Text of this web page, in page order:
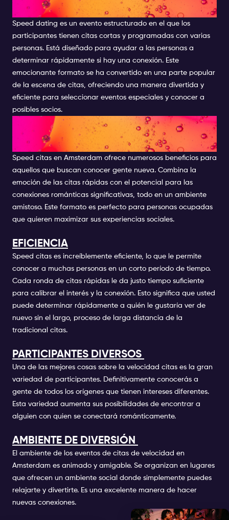
CITAS?
Speed dating es un evento estructurado en el que los
participantes tienen citas cortas y programadas con varias
personas. Está diseñado para ayudar a las personas a
determinar rápidamente si hay una conexión. Este
emocionante formato se ha convertido en una parte popular
de la escena de citas, ofreciendo una manera divertida y
eficiente para seleccionar eventos especiales y conocer a
posibles socios.
¿POR QUÉ ELEGIR SPEED
DATING EN AMSTERDAM?
Speed citas en Amsterdam ofrece numerosos beneficios para
aquellos que buscan conocer gente nueva. Combina la
emoción de las citas rápidas con el potencial para las
conexiones románticas significativas, todo en un ambiente
amistoso. Este formato es perfecto para personas ocupadas
que quieren maximizar sus experiencias sociales.
EFICIENCIA
Speed citas es increíblemente eficiente, lo que le permite
conocer a muchas personas en un corto período de tiempo.
Cada ronda de citas rápidas le da justo tiempo suficiente
para calibrar el interés y la conexión. Esto significa que usted
puede determinar rápidamente a quién le gustaría ver de
nuevo sin el largo, proceso de larga distancia de la
tradicional citas.
PARTICIPANTES DIVERSOS
Una de las mejores cosas sobre la velocidad citas es la gran
variedad de participantes. Definitivamente conocerás a
gente de todos los orígenes que tienen intereses diferentes.
Esta variedad aumenta sus posibilidades de encontrar a
alguien con quien se conectará románticamente.
AMBIENTE DE DIVERSIÓN
El ambiente de los eventos de citas de velocidad en
Amsterdam es animado y amigable. Se organizan en lugares
que ofrecen un ambiente social donde simplemente puedes
relajarte y divertirte. Es una excelente manera de hacer
nuevas conexiones.